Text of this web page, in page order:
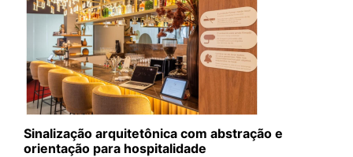
Sinalização arquitetônica com abstração e
orientação para hospitalidade